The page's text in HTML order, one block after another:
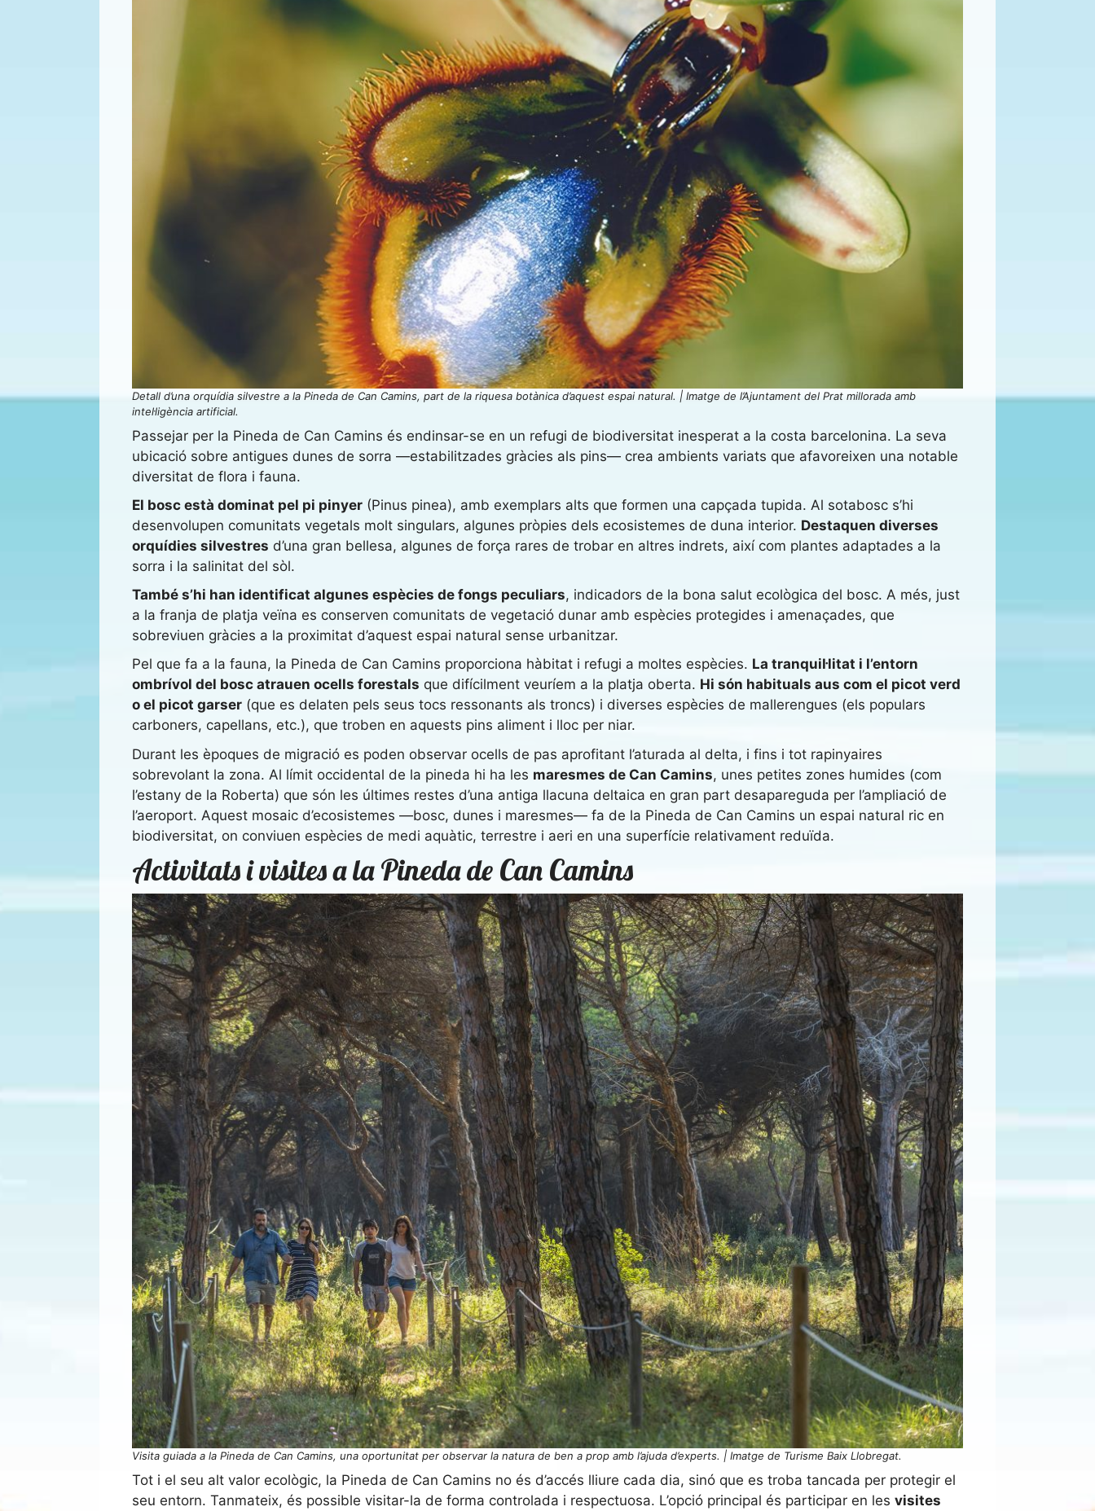
Detall d’una orquídia silvestre a la Pineda de Can Camins, part de la riquesa botànica d’aquest espai natural. | Imatge de l’Ajuntament del Prat millorada amb
intel·ligència artificial.
Passejar per la Pineda de Can Camins és endinsar-se en un refugi de biodiversitat inesperat a la costa barcelonina. La seva
ubicació sobre antigues dunes de sorra —estabilitzades gràcies als pins— crea ambients variats que afavoreixen una notable
diversitat de flora i fauna.
El bosc està dominat pel pi pinyer (Pinus pinea), amb exemplars alts que formen una capçada tupida. Al sotabosc s’hi
desenvolupen comunitats vegetals molt singulars, algunes pròpies dels ecosistemes de duna interior. Destaquen diverses
orquídies silvestres d’una gran bellesa, algunes de força rares de trobar en altres indrets, així com plantes adaptades a la
sorra i la salinitat del sòl.
També s’hi han identificat algunes espècies de fongs peculiars, indicadors de la bona salut ecològica del bosc. A més, just
a la franja de platja veïna es conserven comunitats de vegetació dunar amb espècies protegides i amenaçades, que
sobreviuen gràcies a la proximitat d’aquest espai natural sense urbanitzar.
Pel que fa a la fauna, la Pineda de Can Camins proporciona hàbitat i refugi a moltes espècies. La tranquil·litat i l’entorn
ombrívol del bosc atrauen ocells forestals que difícilment veuríem a la platja oberta. Hi són habituals aus com el picot verd
o el picot garser (que es delaten pels seus tocs ressonants als troncs) i diverses espècies de mallerengues (els populars
carboners, capellans, etc.), que troben en aquests pins aliment i lloc per niar.
Durant les èpoques de migració es poden observar ocells de pas aprofitant l’aturada al delta, i fins i tot rapinyaires
sobrevolant la zona. Al límit occidental de la pineda hi ha les maresmes de Can Camins, unes petites zones humides (com
l’estany de la Roberta) que són les últimes restes d’una antiga llacuna deltaica en gran part desapareguda per l’ampliació de
l’aeroport. Aquest mosaic d’ecosistemes —bosc, dunes i maresmes— fa de la Pineda de Can Camins un espai natural ric en
biodiversitat, on conviuen espècies de medi aquàtic, terrestre i aeri en una superfície relativament reduïda.
Activitats i visites a la Pineda de Can Camins
Visita guiada a la Pineda de Can Camins, una oportunitat per observar la natura de ben a prop amb l’ajuda d’experts. | Imatge de Turisme Baix Llobregat.
Tot i el seu alt valor ecològic, la Pineda de Can Camins no és d’accés lliure cada dia, sinó que es troba tancada per protegir el
seu entorn. Tanmateix, és possible visitar-la de forma controlada i respectuosa. L’opció principal és participar en les visites